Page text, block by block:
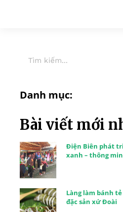
Danh mục:
Bài viết mới
Điện Biên phát
xanh – thông
Làng làm bánh
đặc sản xứ Đoài